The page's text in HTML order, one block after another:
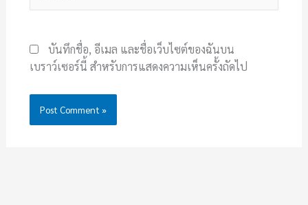
บันทึกชื่อ, อีเมล และชื่อเว็บไซต์ของฉันบน
เบราว์เซอร์นี้ สำหรับการแสดงความเห็นครั้งถัดไป